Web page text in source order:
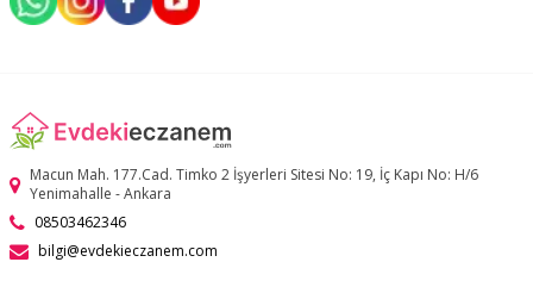
Macun Mah. 177.Cad. Timko 2 İşyerleri Sitesi No: 19, İç Kapı No: H/6
Yenimahalle - Ankara
08503462346
bilgi@evdekieczanem.com